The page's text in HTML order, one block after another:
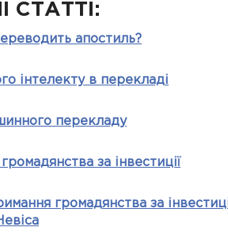
СТАТТІ:
апостиль?
інтелекту в перекладі
перекладу
за інвестиції
громадянства за